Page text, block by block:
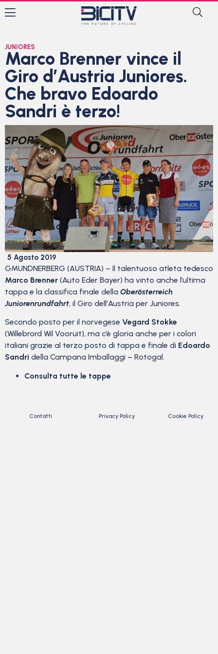
JUNIORES
Marco Brenner vince il
Giro d’Austria Juniores.
Che bravo Edoardo
Sandri è terzo!
5 Agosto 2019
GMUNDNERBERG (AUSTRIA) – Il talentuoso atleta tedesco
Marco Brenner (Auto Eder Bayer) ha vinto anche l’ultima
tappa e la classifica finale della Oberösterreich
Juniorenrundfahrt, il Giro dell’Austria per Juniores.
Secondo posto per il norvegese Vegard Stokke
(Willebrord Wil Vooruit), ma c’è gloria anche per i colori
italiani grazie al terzo posto di tappa e finale di Edoardo
Sandri della Campana Imballaggi – Rotogal.
Consulta tutte le tappe
Contatti Privacy Policy Cookie Policy